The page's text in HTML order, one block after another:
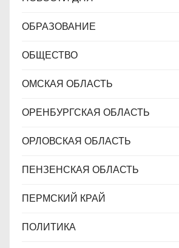
ОБРАЗОВАНИЕ
ОБЩЕСТВО
ОМСКАЯ ОБЛАСТЬ
ОРЕНБУРГСКАЯ ОБЛАСТЬ
ОРЛОВСКАЯ ОБЛАСТЬ
ПЕНЗЕНСКАЯ ОБЛАСТЬ
ПЕРМСКИЙ КРАЙ
ПОЛИТИКА